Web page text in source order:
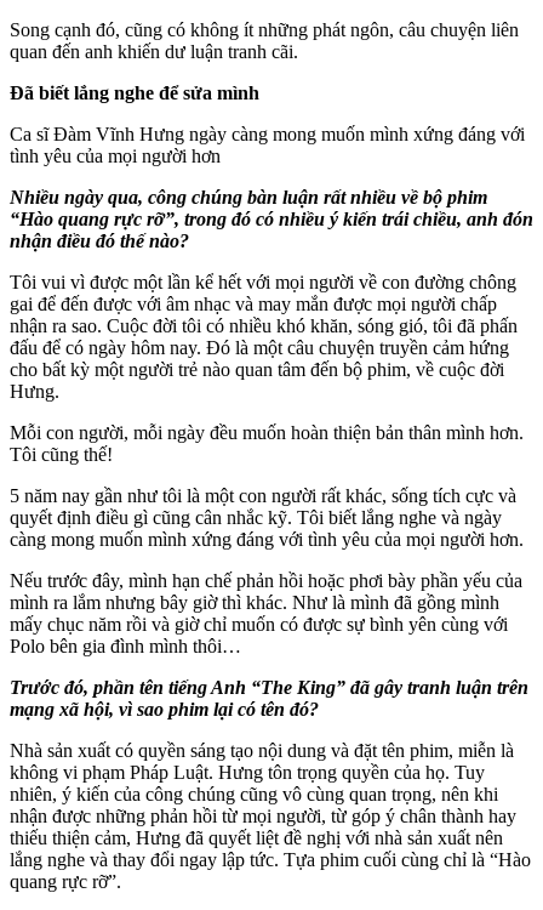
Song cạnh đó, cũng có không ít những phát ngôn, câu chuyện liên
quan đến anh khiến dư luận tranh cãi.
Đã biết lắng nghe để sửa mình
Ca sĩ Đàm Vĩnh Hưng ngày càng mong muốn mình xứng đáng với
tình yêu của mọi người hơn
Nhiều ngày qua, công chúng bàn luận rất nhiều về bộ phim
“Hào quang rực rỡ”, trong đó có nhiều ý kiến trái chiều, anh đón
nhận điều đó thế nào?
Tôi vui vì được một lần kể hết với mọi người về con đường chông
gai để đến được với âm nhạc và may mắn được mọi người chấp
nhận ra sao. Cuộc đời tôi có nhiều khó khăn, sóng gió, tôi đã phấn
đấu để có ngày hôm nay. Đó là một câu chuyện truyền cảm hứng
cho bất kỳ một người trẻ nào quan tâm đến bộ phim, về cuộc đời
Hưng.
Mỗi con người, mỗi ngày đều muốn hoàn thiện bản thân mình hơn.
Tôi cũng thế!
5 năm nay gần như tôi là một con người rất khác, sống tích cực và
quyết định điều gì cũng cân nhắc kỹ. Tôi biết lắng nghe và ngày
càng mong muốn mình xứng đáng với tình yêu của mọi người hơn.
Nếu trước đây, mình hạn chế phản hồi hoặc phơi bày phần yếu của
mình ra lắm nhưng bây giờ thì khác. Như là mình đã gồng mình
mấy chục năm rồi và giờ chỉ muốn có được sự bình yên cùng với
Polo bên gia đình mình thôi…
Trước đó, phần tên tiếng Anh “The King” đã gây tranh luận trên
mạng xã hội, vì sao phim lại có tên đó?
Nhà sản xuất có quyền sáng tạo nội dung và đặt tên phim, miễn là
không vi phạm Pháp Luật. Hưng tôn trọng quyền của họ. Tuy
nhiên, ý kiến của công chúng cũng vô cùng quan trọng, nên khi
nhận được những phản hồi từ mọi người, từ góp ý chân thành hay
thiếu thiện cảm, Hưng đã quyết liệt đề nghị với nhà sản xuất nên
lắng nghe và thay đổi ngay lập tức. Tựa phim cuối cùng chỉ là “Hào
quang rực rỡ”.